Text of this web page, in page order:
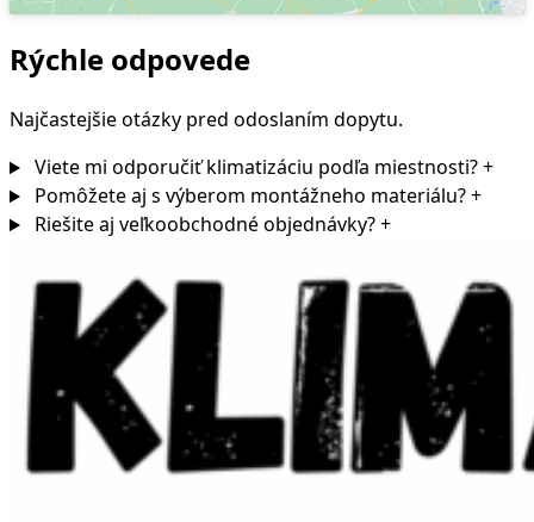
Rýchle odpovede
Najčastejšie otázky pred odoslaním dopytu.
Viete mi odporučiť klimatizáciu podľa miestnosti?+
Pomôžete aj s výberom montážneho materiálu?+
Riešite aj veľkoobchodné objednávky?+